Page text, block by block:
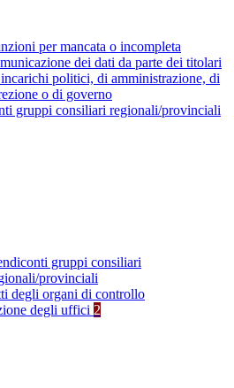
per mancata o incompleta
dei dati da parte dei titolari
politici, di amministrazione, di
o di governo
gruppi consiliari regionali/provinciali
gruppi consiliari
provinciali
degli organi di controllo
degli uffici 2